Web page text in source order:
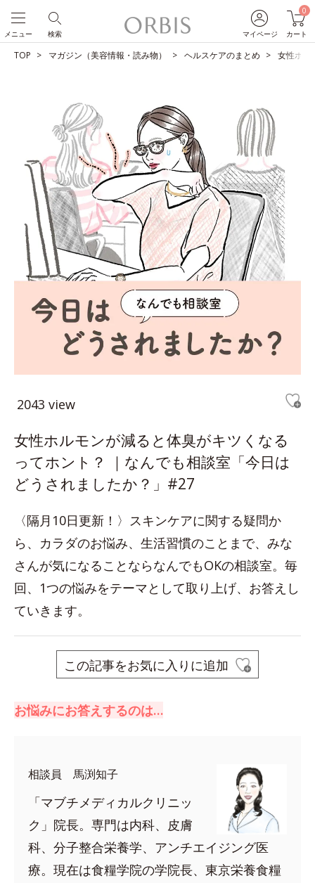
マイページ
0
カート
検索
メニュー
TOP マガジン（美容情報・読み物） ヘルスケアのまとめ 女性ホル
2043 view
女性ホルモンが減ると体臭がキツくなる
ってホント？ ｜なんでも相談室「今日は
どうされましたか？」#27
〈隔月10日更新！〉スキンケアに関する疑問か
ら、カラダのお悩み、生活習慣のことまで、みな
さんが気になることならなんでもOKの相談室。毎
回、1つの悩みをテーマとして取り上げ、お答えし
ていきます。
この記事をお気に入りに追加
お悩みにお答えするのは…
相談員 馬渕知子
「マブチメディカルクリニッ
ク」院長。専門は内科、皮膚
科、分子整合栄養学、アンチエイジング医
療。現在は食糧学院の学院長、東京栄養食糧